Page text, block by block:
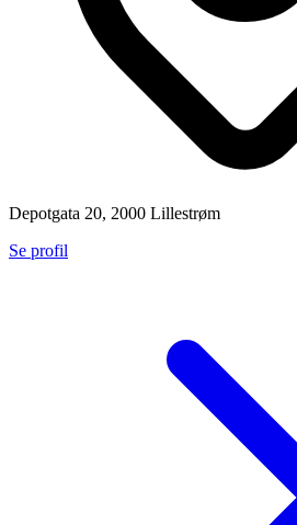
Depotgata 20, 2000 Lillestrøm
Se profil